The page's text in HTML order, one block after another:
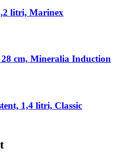
litri, Marinex
cm, Mineralia Induction
1,4 litri, Classic